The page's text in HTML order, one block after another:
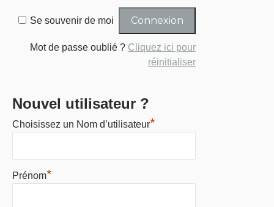
Se souvenir de moi
Mot de passe oublié ? Cliquez ici pour
réinitialiser
Nouvel utilisateur ?
Choisissez un Nom d’utilisateur*
Prénom*